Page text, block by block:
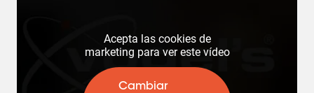
Acepta las cookies de
marketing para ver este vídeo
Cambiar